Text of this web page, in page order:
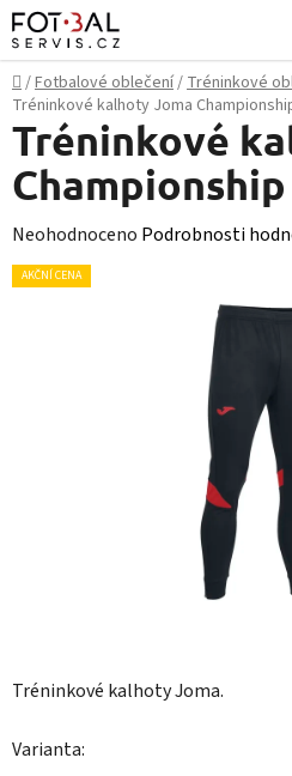
Přejít
na
obsah
Domů
/Fotbalové oblečení/Tréninkové
Tréninkové kalhoty Joma
Tréninkové kalhoty Joma.
Varianta:
Tréninkové
Průměrné
hodnocení
Neohodnoceno Podrobnosti
AKČNÍ CENA